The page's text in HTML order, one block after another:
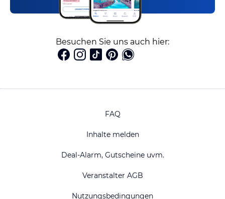
Besuchen Sie uns auch hier:
FAQ
Inhalte melden
Deal-Alarm, Gutscheine uvm.
Veranstalter AGB
Nutzungsbedingungen